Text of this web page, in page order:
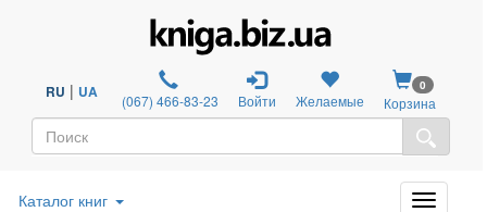
RU | UA (067) 466-83-23 Войти Желаемые
0
Корзина
Каталог книг